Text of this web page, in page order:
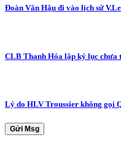
Đoàn Văn Hậu đi vào lịch sử
CLB Thanh Hóa lập kỷ lục chưa
Lý do HLV Troussier không gọi
Gửi Msg